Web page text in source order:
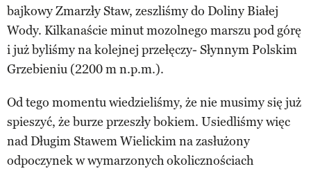
bajkowy Zmarzły Staw, zeszliśmy do Doliny Białej
Wody. Kilkanaście minut mozolnego marszu pod górę
i już byliśmy na kolejnej przełęczy- Słynnym Polskim
Grzebieniu (2200 m n.p.m.).
Od tego momentu wiedzieliśmy, że nie musimy się już
spieszyć, że burze przeszły bokiem. Usiedliśmy więc
nad Długim Stawem Wielickim na zasłużony
odpoczynek w wymarzonych okolicznościach